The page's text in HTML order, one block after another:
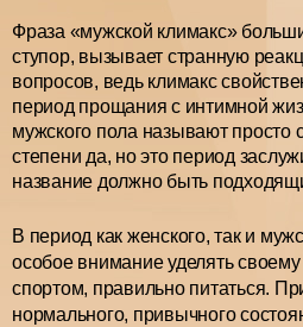
Фраза «мужской климакс»
ступор, вызывает странную
вопросов, ведь климакс
период прощания с интимной
мужского пола называют просто
степени да, но это период
название должно быть
В период как женского, так и
особое внимание уделять
спортом, правильно питаться.
нормального, привычного